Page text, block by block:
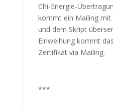
Chi-Energie-
kommt ein Mailing
und dem Skript
Einweihung kommt
Zertifikat via Mailing.
***